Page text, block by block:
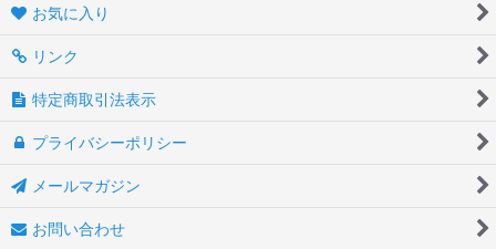
お気に入り
リンク
特定商取引法表示
プライバシーポリシー
メールマガジン
お問い合わせ